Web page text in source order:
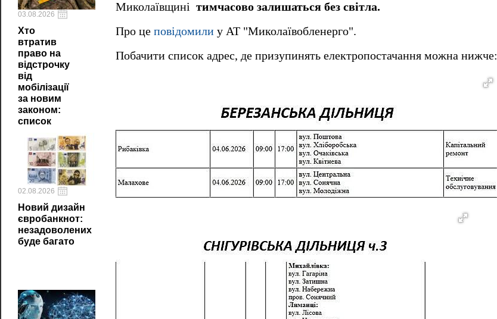
03.08.2026
Хто
втратив
право на
відстрочку
від
мобілізації
за новим
законом:
список
02.08.2026
Новий дизайн
євробанкнот:
незадоволених
буде багато
Миколаївщині тимчасово залишаться без світла.
Про це повідомили у АТ "Миколаївобленерго".
Побачити список адрес, де призупинять електропостачання можна нижче: